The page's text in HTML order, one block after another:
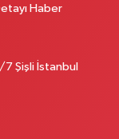
Haber
7 Şişli İstanbul